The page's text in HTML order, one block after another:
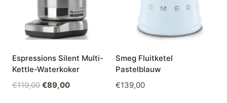
Espressions Silent Multi-
Kettle-Waterkoker
€119,00 Oorspronkelijke
€89,00Huidige
Smeg Fluitketel
Pastelblauw
€139,00